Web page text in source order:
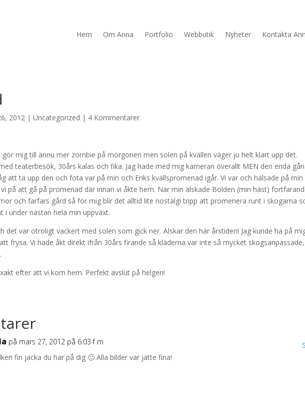
Hem Om Anna Portfolio Webbutik Nyheter Kontakta
2012 |Uncategorized | 4 Kommentarer
mig till ännu mer zombie på morgonen men solen på kvällen väger ju helt klart upp det.
teaterbesök, 30års kalas och fika. Jag hade med mig kameran överallt MEN den enda
att ta upp den och fota var på min och Eriks kvällspromenad igår. Vi var och hälsade på min
på att gå på promenad där innan vi åkte hem. När min älskade Bolden (min häst)
och farfars gård så för mig blir det alltid lite nostalgi tripp att promenera runt i skogarna
i under nästan hela min uppväxt.
det var otroligt vackert med solen som gick ner. Älskar den här årstiden! Jag kunde ha på
frysa. Vi hade åkt direkt ifrån 30års firande så kläderna var inte så mycket skogsanpassade,
efter att vi kom hem. Perfekt avslut på helgen!
på mars 27, 2012 på 6:03 f m
fin jacka du har på dig 🙂 Alla bilder var jätte fina!